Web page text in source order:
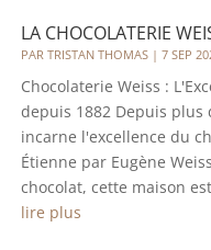
LA CHOCOLATERIE
PAR TRISTAN THOMAS | 7 SEP
Chocolaterie Weiss :
depuis 1882 Depuis plus
incarne l'excellence du
Étienne par Eugène
chocolat, cette maison
lire plus